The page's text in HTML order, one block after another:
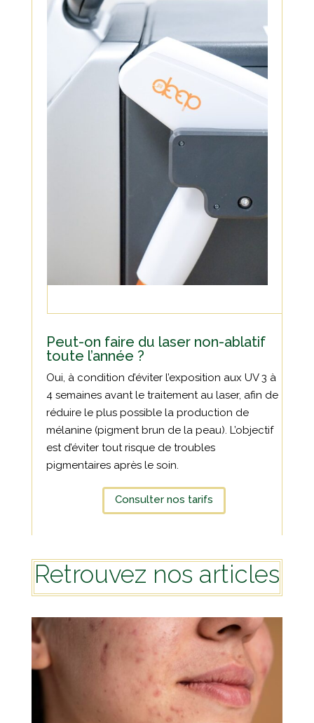
Peut-on faire du laser non-ablatif
toute l’année ?
Oui, à condition d’éviter l’exposition aux UV 3 à
4 semaines avant le traitement au laser, afin de
réduire le plus possible la production de
mélanine (pigment brun de la peau). L’objectif
est d’éviter tout risque de troubles
pigmentaires après le soin.
Consulter nos tarifs
Retrouvez nos articles